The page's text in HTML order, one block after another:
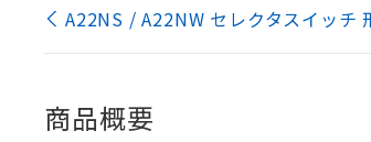
A22NS / A22NW セレクタスイッチ
商品概要